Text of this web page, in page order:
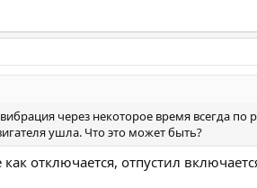
через некоторое время всегда по
ушла. Что это может быть?
отключается, отпустил